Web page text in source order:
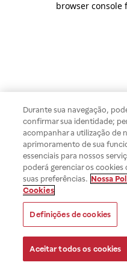
browser console
Durante sua navegação,
confirmar sua identidade;
acompanhar a utilização de
aprimoramento de sua
essenciais para nossos
poderá gerenciar os
suas preferências. Nossa
Cookies
Definições de cookies
Aceitar todos os cookies